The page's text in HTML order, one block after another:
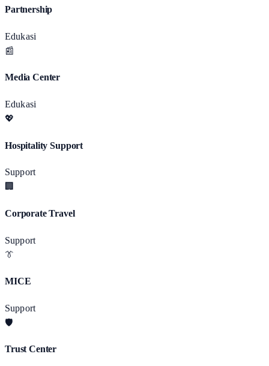
Partnership
Edukasi
📰
Media Center
Edukasi
💖
Hospitality Support
Support
🏢
Corporate Travel
Support
👔
MICE
Support
🛡️
Trust Center